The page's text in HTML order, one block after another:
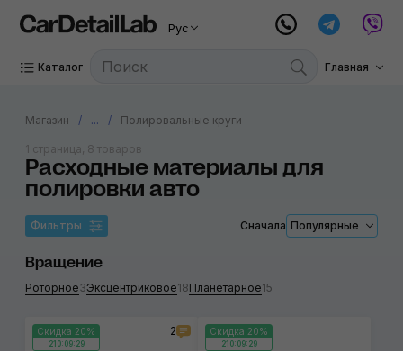
Рус
Каталог Главная
Магазин ... Полировальные круги
Расходные материалы для
полировки авто
1 страница, 8 товаров
Фильтры Сначала Популярные
Вращение
Роторное3Эксцентриковое18Планетарное15
Скидка 20%
210:09:29
2 Скидка 20%
210:09:29